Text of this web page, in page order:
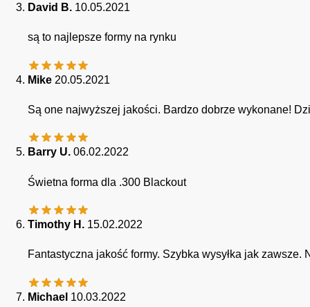
David B. 10.05.2021
są to najlepsze formy na rynku
Mike 20.05.2021
Są one najwyższej jakości. Bardzo dobrze wykonane!
Barry U. 06.02.2022
Świetna forma dla .300 Blackout
Timothy H. 15.02.2022
Fantastyczna jakość formy. Szybka wysyłka jak
Michael 10.03.2022